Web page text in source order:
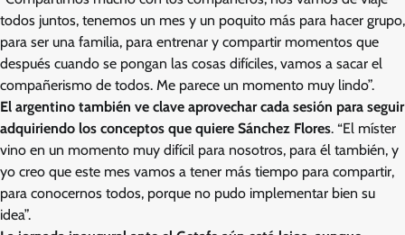
todos juntos, tenemos un mes y un poquito más para hacer grupo,
para ser una familia, para entrenar y compartir momentos que
después cuando se pongan las cosas difíciles, vamos a sacar el
compañerismo de todos. Me parece un momento muy lindo”.
El argentino también ve clave aprovechar cada sesión para seguir
adquiriendo los conceptos que quiere Sánchez Flores. “El míster
vino en un momento muy difícil para nosotros, para él también, y
yo creo que este mes vamos a tener más tiempo para compartir,
para conocernos todos, porque no pudo implementar bien su
idea”.